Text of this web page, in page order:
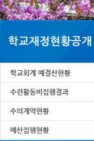
학교재정현황공개
학교회계 예결산현황
수련활동비집행결과
수의계약현황
예산집행현황